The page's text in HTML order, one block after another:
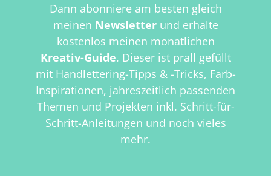
Dann abonniere am besten gleich
meinen Newsletterund erhalte
kostenlos meinen monatlichen
Kreativ-Guide. Dieser ist prall gefüllt
mit Handlettering-Tipps & -Tricks, Farb-
Inspirationen, jahreszeitlich passenden
Themen und Projekten inkl. Schritt-für-
Schritt-Anleitungen und noch vieles
mehr.